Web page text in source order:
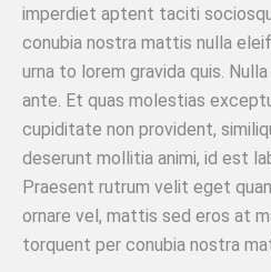
imperdiet aptent taciti
conubia nostra mattis nulla
urna to lorem gravida quis.
ante. Et quas molestias
cupiditate non provident,
deserunt mollitia animi, id est
Praesent rutrum velit eget
ornare vel, mattis sed eros at
torquent per conubia nostra